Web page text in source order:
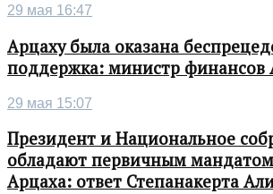
29 мая 16:47
Арцаху была оказана
поддержка: министр
29 мая 15:07
Президент и Национальное
обладают первичным
Арцаха: ответ Степанакерта